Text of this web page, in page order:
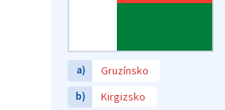
a) Gruzínsko
b) Kirgizsko